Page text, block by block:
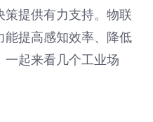
策提供有力支持。物联
能提高感知效率、降低
一起来看几个工业场